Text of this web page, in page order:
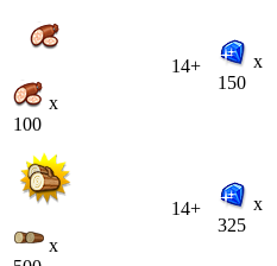
x
100
14+
x
150
x
14+
x
325